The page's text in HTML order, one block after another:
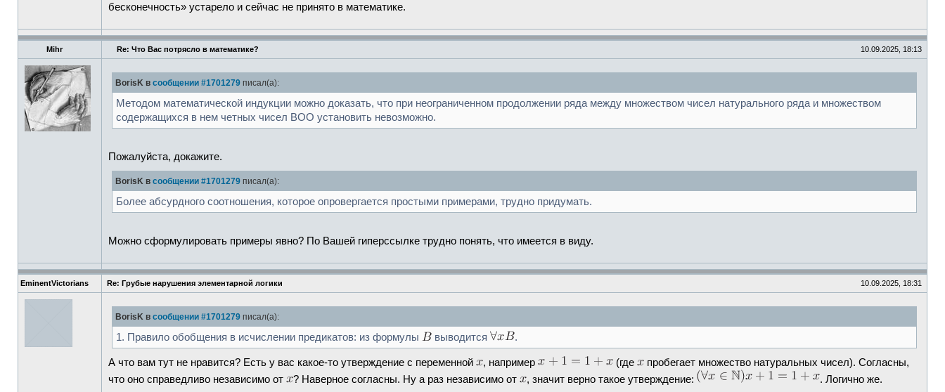
бесконечность» устарело и сейчас не принято в математике.
Mihr Re: Что Вас потрясло в математике? 10.09.2025, 18:13
BorisK в сообщении #1701279 писал(а):
Методом математической индукции можно доказать, что при неограниченном продолжении ряда между множеством чисел натурального ряда и множеством
содержащихся в нем четных чисел ВОО установить невозможно.
Пожалуйста, докажите.
BorisK в сообщении #1701279 писал(а):
Более абсурдного соотношения, которое опровергается простыми примерами, трудно придумать.
Можно сформулировать примеры явно? По Вашей гиперссылке трудно понять, что имеется в виду.
EminentVictorians Re: Грубые нарушения элементарной логики 10.09.2025, 18:31
BorisK в сообщении #1701279 писал(а):
1. Правило обобщения в исчислении предикатов: из формулы выводится .
А что вам тут не нравится? Есть у вас какое-то утверждение с переменной , например (где
пробегает множество натуральных чисел). Согласны,
что оно справедливо независимо от
? Наверное согласны. Ну а раз независимо от , значит верно такое утверждение: . Логично же.